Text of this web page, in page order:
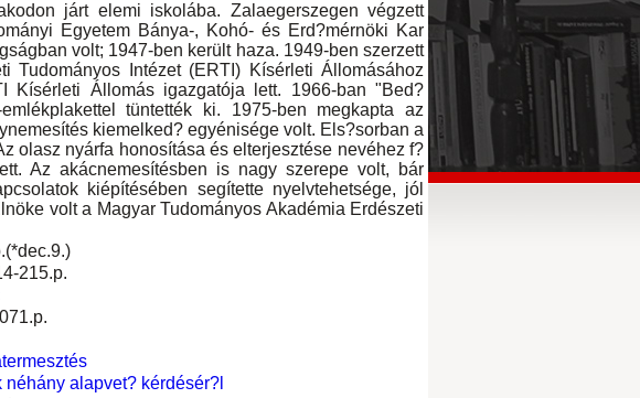
járt elemi iskolába. Zalaegerszegen végzett
Egyetem Bánya-, Kohó- és Erd?mérnöki Kar
volt; 1947-ben került haza. 1949-ben szerzett
Tudományos Intézet (ERTI) Kísérleti Állomásához
Kísérleti Állomás igazgatója lett. 1966-ban "Bed?
tüntették ki. 1975-ben megkapta az
kiemelked? egyénisége volt. Els?sorban a
olasz nyárfa honosítása és elterjesztése nevéhez f?
Az akácnemesítésben is nagy szerepe volt, bár
kiépítésében segítette nyelvtehetsége, jól
volt a Magyar Tudományos Akadémia Erdészeti
215.p.
alapvet? kérdésér?l